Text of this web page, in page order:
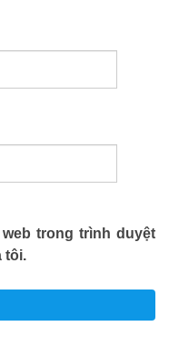
trong trình duyệt
tôi.